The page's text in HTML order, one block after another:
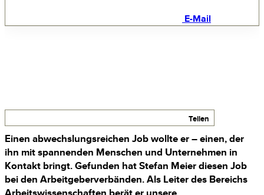
E-Mail
Teilen
Einen abwechslungsreichen Job wollteer –einen, der
ihn mit spannenden Menschen und Unternehmen in
Kontakt bringt. Gefunden hatStefan Meierdiesen Job
bei den Arbeitgeber­verbänden. Als Leiter des Bereichs